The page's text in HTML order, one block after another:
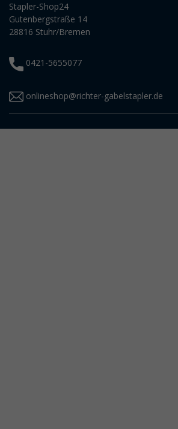
Stapler-Shop24
Gutenbergstraße 14
28816 Stuhr/Bremen
0421-5655077
onlineshop@richter-gabelstapler.de